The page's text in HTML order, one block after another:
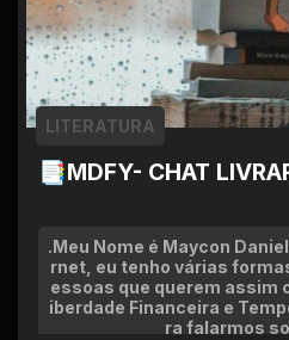
📑MDFY- CHAT
LITERATURA
.Meu Nome é Maycon
rnet, eu tenho várias
essoas que querem assim
iberdade Financeira e
ra falarmos